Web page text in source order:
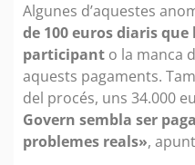
Algunes d’aquestes
de 100 euros diaris que
participant o la manca
aquests pagaments.
del procés, uns 34.000
Govern sembla ser
problemes reals»,